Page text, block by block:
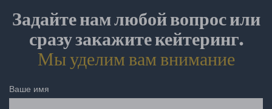
Задайте нам любой вопрос или
сразу закажите кейтеринг.
Мы уделим вам внимание
Ваше имя